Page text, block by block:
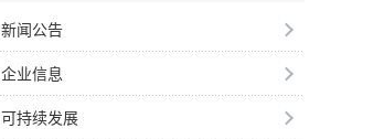
新闻公告
企业信息
可持续发展